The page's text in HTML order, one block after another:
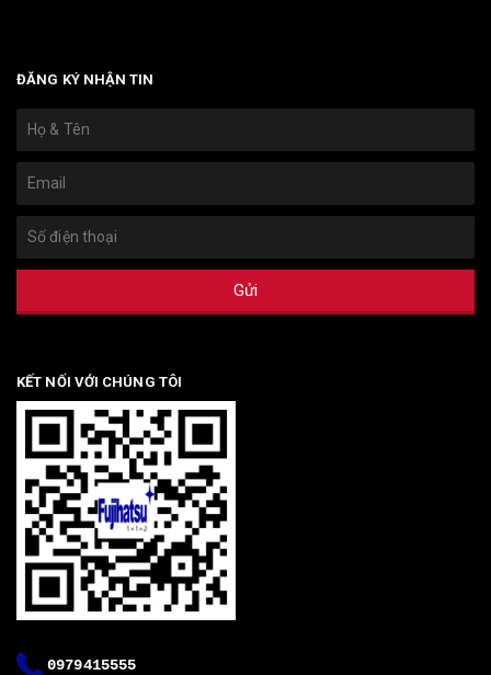
ĐĂNG KÝ NHẬN TIN
Gửi
KẾT NỐI VỚI CHÚNG TÔI
0979415555